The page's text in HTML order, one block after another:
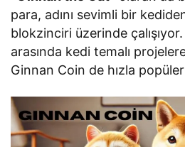
para, adını sevimli bir
blokzinciri üzerinde çalışıyor.
arasında kedi temalı
Ginnan Coin de hızla